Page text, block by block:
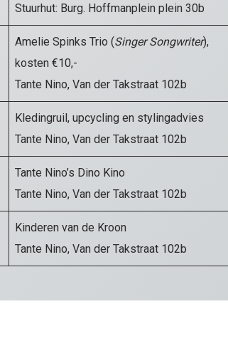
Stuurhut: Burg. Hoffmanplein plein 30b
Amelie Spinks Trio (Singer Songwriter),
kosten €10,-
Tante Nino, Van der Takstraat 102b
Kledingruil, upcycling en stylingadvies
Tante Nino, Van der Takstraat 102b
Tante Nino’s Dino Kino
Tante Nino, Van der Takstraat 102b
Kinderen van de Kroon
Tante Nino, Van der Takstraat 102b